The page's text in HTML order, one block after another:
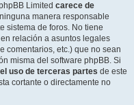
Limited carece de
manera responsable
sistema de foros. No tiene
relación a asuntos legales
comentarios, etc.) que no sean
misma del software phpBB. Si
uso de terceras partes de este
cortante o directamente no